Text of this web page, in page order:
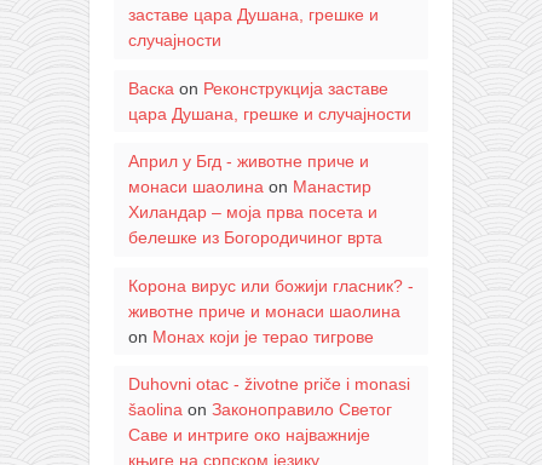
заставе цара Душана, грешке и
случајности
Васка on Реконструкција заставе
цара Душана, грешке и случајности
Април у Бгд - животне приче и
монаси шаолина on Манастир
Хиландар – моја прва посета и
белешке из Богородичиног врта
Корона вирус или божији гласник? -
животне приче и монаси шаолина
on Монах који је терао тигрове
Duhovni otac - životne priče i monasi
šaolina on Законоправило Светог
Саве и интриге око најважније
књиге на српском језику